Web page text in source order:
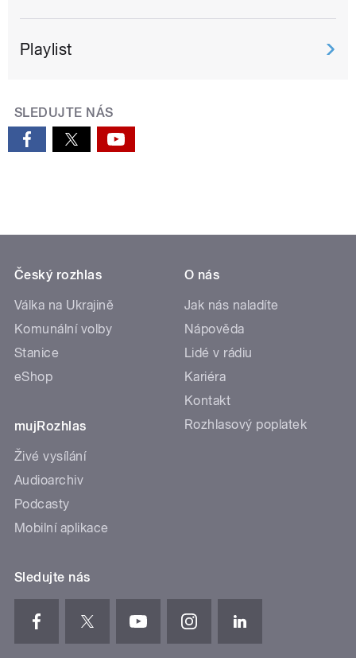
Playlist
SLEDUJTE NÁS
Český rozhlas
Válka na Ukrajině
Komunální volby
Stanice
eShop
mujRozhlas
Živé vysílání
Audioarchiv
Podcasty
Mobilní aplikace
O nás
Jak nás naladíte
Nápověda
Lidé v rádiu
Kariéra
Kontakt
Rozhlasový poplatek
Sledujte nás